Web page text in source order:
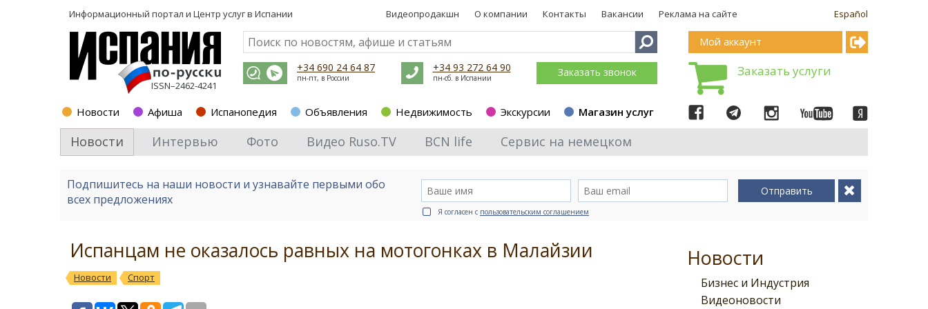
Информационный портал и Центр услуг в Испании Español
Видеопродакшн О компании Контакты Вакансии Реклама на сайте
ISSN–2462-4241
+34 690 24 64 87
пн-пт, в России
+34 93 272 64 90
пн-сб. в Испании Заказать звонок
Новости Афиша Испанопедия Объявления Недвижимость Экскурсии Магазин услуг
Мой аккаунт
Заказать услуги
Новости Интервью Фото Видео Ruso.TV BCN life Сервис на немецком
Подпишитесь на наши новости и узнавайте первыми обо
всех предложениях
Отправить
Я согласен с пользовательским соглашением
Новости
Бизнес и Индустрия
Видеоновости
Испанцам не оказалось равных на мотогонках в Малайзии
Новости Спорт